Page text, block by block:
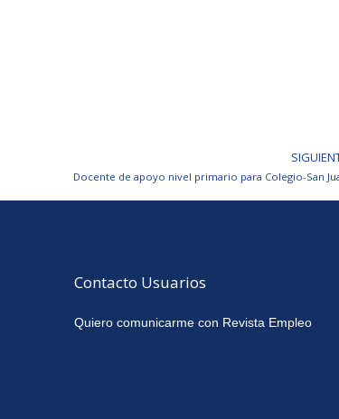
Docente de apoyo nivel primario para Colegio-San
Contacto Usuarios
Quiero comunicarme con Revista Empleo